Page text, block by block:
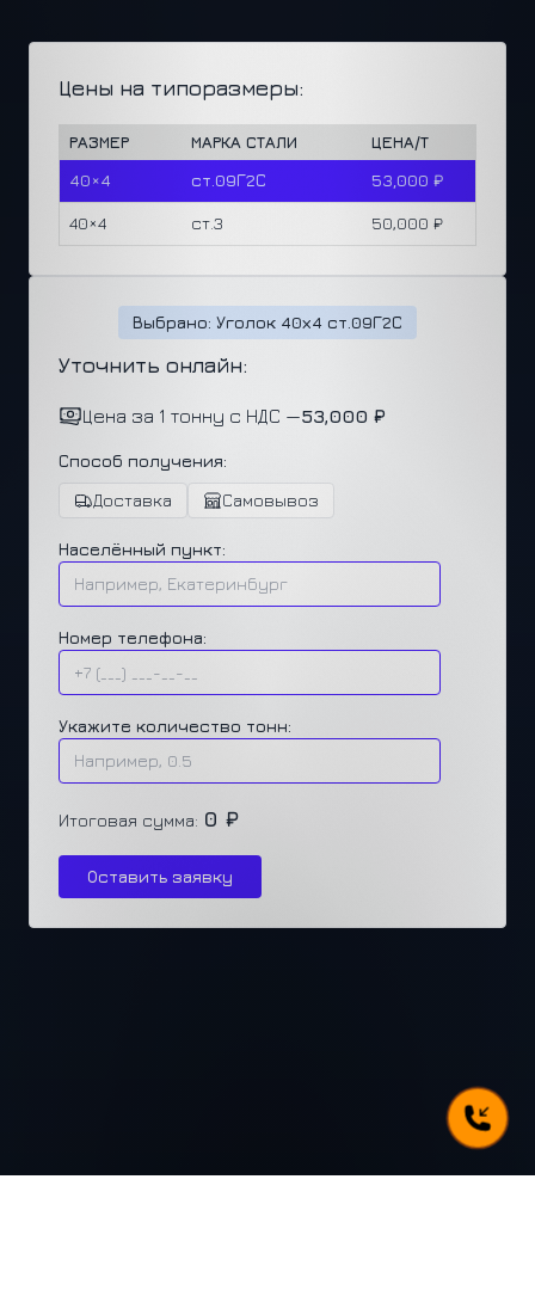
Цены на типоразмеры:
РАЗМЕР МАРКА СТАЛИ
ЦЕНА/Т
40×4
ст.09Г2С 53,000 ₽
40×4 ст.3 50,000 ₽
Выбрано: Уголок 40х4 ст.09Г2С
Уточнить онлайн:
Цена за 1 тонну с НДС —53,000 ₽
Способ получения:
Доставка
Самовывоз
Населённый пункт:
Номер телефона:
Укажите количество тонн:
Итоговая сумма: 0 ₽
Оставить заявку